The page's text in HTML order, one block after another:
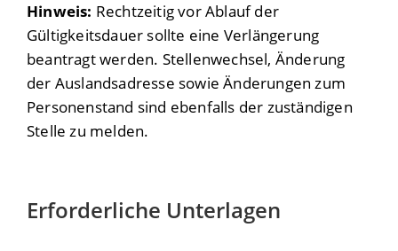
Hinweis: Rechtzeitig vor Ablauf der
Gültigkeitsdauer sollte eine Verlängerung
beantragt werden. Stellenwechsel, Änderung
der Auslandsadresse sowie Änderungen zum
Personenstand sind ebenfalls der zuständigen
Stelle zu melden.
Erforderliche Unterlagen